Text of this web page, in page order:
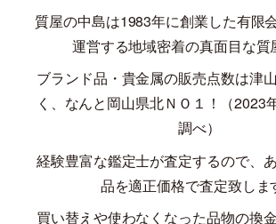
質屋の中島は1983年に創業した有限
運営する地域密着の真面目な質
ブランド品・貴金属の販売点数は津
く、なんと岡山県北ＮＯ１！（2023
調べ）
経験豊富な鑑定士が査定するので、
品を適正価格で査定致しま
買い替えや使わなくなった品物の換